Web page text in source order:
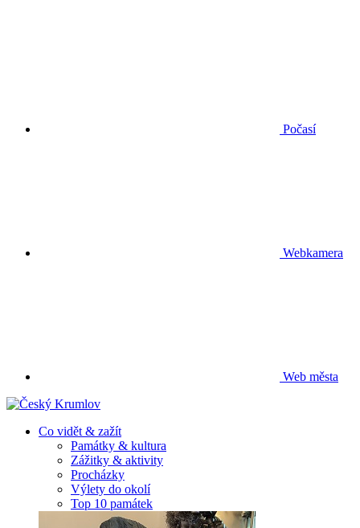
Počasí
Webkamera
Web města
Co vidět & zažít
Památky & kultura
Zážitky & aktivity
Procházky
Výlety do okolí
Top 10 památek